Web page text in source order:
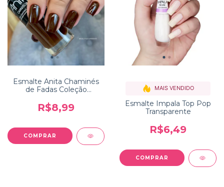
Esmalte Anita Chaminés
de Fadas Coleção
R$8,99
MAIS VENDIDO
Esmalte Impala Top Pop
Transparente
R$6,49